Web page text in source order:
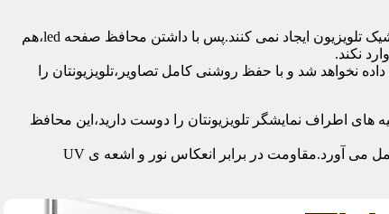
محافظ ها با شفافیت بالایی که دارند،علاوه بر افزایش امنیت تلویزیون،کیفیت تصویر را نیز به نحو چشمگیری حفظ می کنند و خللی در طراحی شیک تلویزیون ایجاد نمی کنند.پس با داشتن محافظ صفحه led،هم
نکند.
شد و با حفظ روشنی کامل تصاویر،تلویزیونتان را
اطراف نمایشگر تلویزیونتان را دوست دارید،این محافظ
جدا از محافظت از نمایشگر توسط این محصول،همچنین به عنوان فیلتر در برابر 96٪ تا 99٪ اشعه ماوراء بنفش از چشم و پوست محافظت به عمل می آورد.مقاومت در برابر انعکاس نور و اشعه ی UV